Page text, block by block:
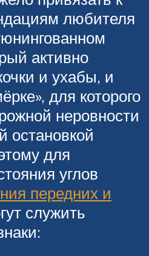
любителя
активно
и ухабы, и
для которого
неровности
остановкой
для
углов
передних и
служить